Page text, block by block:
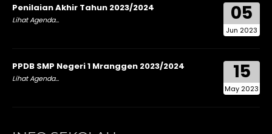
05
Jun 2023
Penilaian Akhir Tahun 2023/2024
Lihat Agenda...
15
May 2023
PPDB SMP Negeri 1 Mranggen 2023/2024
Lihat Agenda...